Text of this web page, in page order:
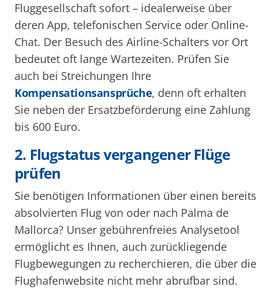
Fluggesellschaft sofort – idealerweise über
deren App, telefonischen Service oder Online-
Chat. Der Besuch des Airline-Schalters vor Ort
bedeutet oft lange Wartezeiten. Prüfen Sie
auch bei Streichungen Ihre
Kompensationsansprüche, denn oft erhalten
Sie neben der Ersatzbeförderung eine Zahlung
bis 600 Euro.
2. Flugstatus vergangener Flüge
prüfen
Sie benötigen Informationen über einen bereits
absolvierten Flug von oder nach Palma de
Mallorca? Unser gebührenfreies Analysetool
ermöglicht es Ihnen, auch zurückliegende
Flugbewegungen zu recherchieren, die über die
Flughafenwebsite nicht mehr abrufbar sind.